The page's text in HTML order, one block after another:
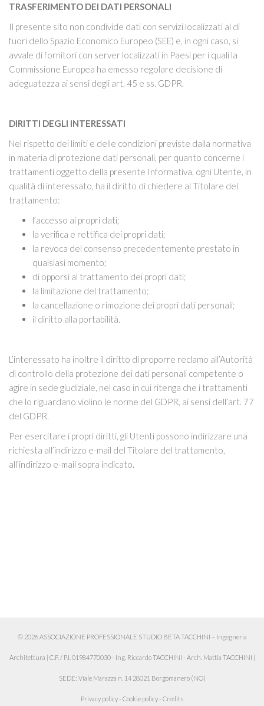
TRASFERIMENTO DEI DATI PERSONALI
Il presente sito non condivide dati con servizi localizzati al di
fuori dello Spazio Economico Europeo (SEE) e, in ogni caso, si
avvale di fornitori con server localizzati in Paesi per i quali la
Commissione Europea ha emesso regolare decisione di
adeguatezza ai sensi degli art. 45 e ss. GDPR.
DIRITTI DEGLI INTERESSATI
Nel rispetto dei limiti e delle condizioni previste dalla normativa
in materia di protezione dati personali, per quanto concerne i
trattamenti oggetto della presente Informativa, ogni Utente, in
qualità di interessato, ha il diritto di chiedere al Titolare del
trattamento:
l’accesso ai propri dati;
la verifica e rettifica dei propri dati;
la revoca del consenso precedentemente prestato in
qualsiasi momento;
di opporsi al trattamento dei propri dati;
la limitazione del trattamento;
la cancellazione o rimozione dei propri dati personali;
il diritto alla portabilità.
L’interessato ha inoltre il diritto di proporre reclamo all’Autorità
di controllo della protezione dei dati personali competente o
agire in sede giudiziale, nel caso in cui ritenga che i trattamenti
che lo riguardano violino le norme del GDPR, ai sensi dell’art. 77
del GDPR.
Per esercitare i propri diritti, gli Utenti possono indirizzare una
richiesta all’indirizzo e-mail del Titolare del trattamento,
all’indirizzo e-mail sopra indicato.
© 2026 ASSOCIAZIONE PROFESSIONALE STUDIO BETA TACCHINI – Ingegneria
Architettura | C.F. / P.I. 01984770030 - Ing. Riccardo TACCHINI - Arch. Mattia TACCHINI |
SEDE: Viale Marazza n. 14 28021 Borgomanero (NO)
Privacy policy- Cookie policy- Credits